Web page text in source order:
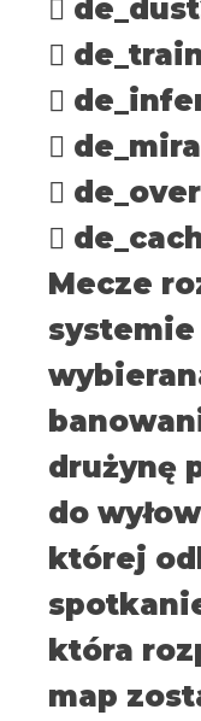






Mecze
drużynę
do
której
która
map